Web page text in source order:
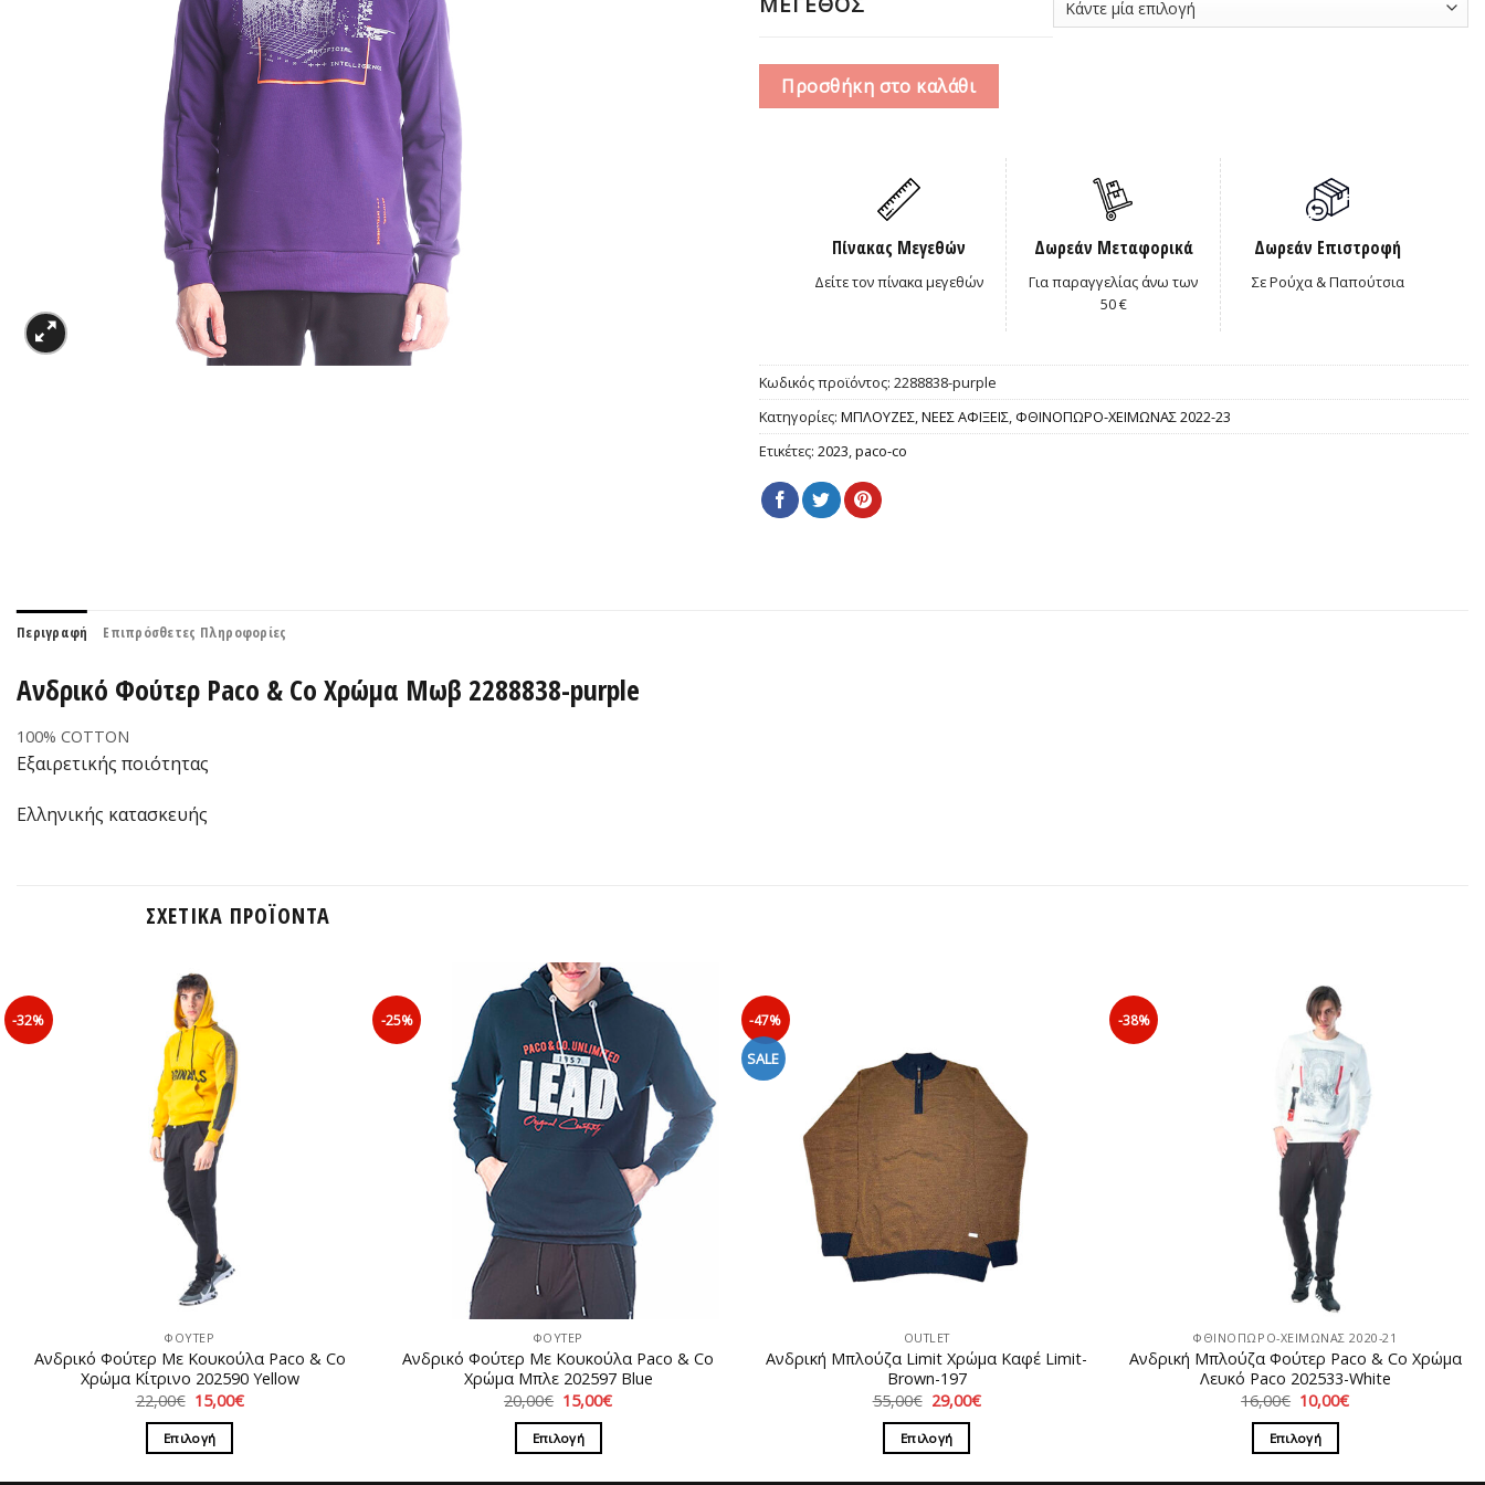
Προσθήκη στο καλάθι
Πίνακας Μεγεθών
Δείτε τον πίνακα μεγεθών
Δωρεάν Μεταφορικά
Για παραγγελίας άνω των
50 €
Δωρεάν Επιστροφή
Σε Ρούχα & Παπούτσια
Κωδικός προϊόντος: 2288838-purple
Κατηγορίες: ΜΠΛΟΥΖΕΣ,ΝΕΕΣ ΑΦΙΞΕΙΣ, ΦΘΙΝΟΠΩΡΟ-ΧΕΙΜΩΝΑΣ 2022-23
Ετικέτες: 2023,paco-co
Περιγραφή Επιπρόσθετες Πληροφορίες
Ανδρικό Φούτερ Paco & Co Χρώμα Μωβ 2288838-purple
100% COTTON
Εξαιρετικής ποιότητας
Ελληνικής κατασκευής
ΣΧΕΤΙΚΆ ΠΡΟΪΌΝΤΑ
-32%
ΦΟΥΤΕΡ
Ανδρικό Φούτερ Με Κουκούλα Paco & Co
Χρώμα Κίτρινο 202590 Υellow
22,00€ Original
price
was:
22,00€.
15,00€Η
Επιλογή
-25%
ΦΟΥΤΕΡ
Ανδρικό Φούτερ Με Κουκούλα Paco & Co
Χρώμα Μπλε 202597 Blue
20,00€ Original
price
was:
20,00€.
15,00€Η
Επιλογή
-47%
SALE
OUTLET
Ανδρική Μπλούζα Limit Χρώμα Καφέ Limit-
Brown-197
55,00€ Original
price
was:
55,00€.
29,00€Η
Επιλογή
-38%
ΦΘΙΝΟΠΩΡΟ-ΧΕΙΜΩΝΑΣ 2020-21
Ανδρική Μπλούζα Φούτερ Paco & Co Χρώμα
Λευκό Paco 202533-White
16,00€ Original
price
was:
16,00€.
10,00€Η
Επιλογή